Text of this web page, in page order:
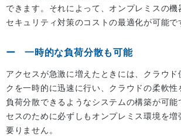
できます。それによって、オンプレミスの
セキュリティ対策のコストの最適化が可能で
一時的な負荷分散も可能
アクセスが急激に増えたときには、クラウド
クを一時的に迅速に行い、クラウドの柔軟性
負荷分散できるようなシステムの構築が可能
セスのために必ずしもオンプレミス環境を増
要りません。